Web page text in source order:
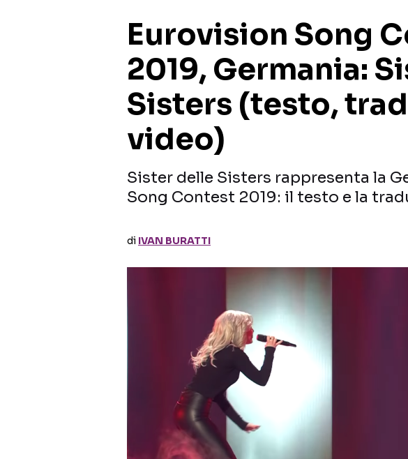
Eurovision Song
2019, Germania:
Sisters (testo,
video)
Sister delle Sisters rappresenta la
Song Contest 2019: il testo e la
di IVAN BURATTI